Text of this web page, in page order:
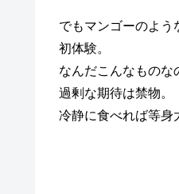
でもマンゴーのよう
初体験。
なんだこんなものな
過剰な期待は禁物。
冷静に食べれば等身